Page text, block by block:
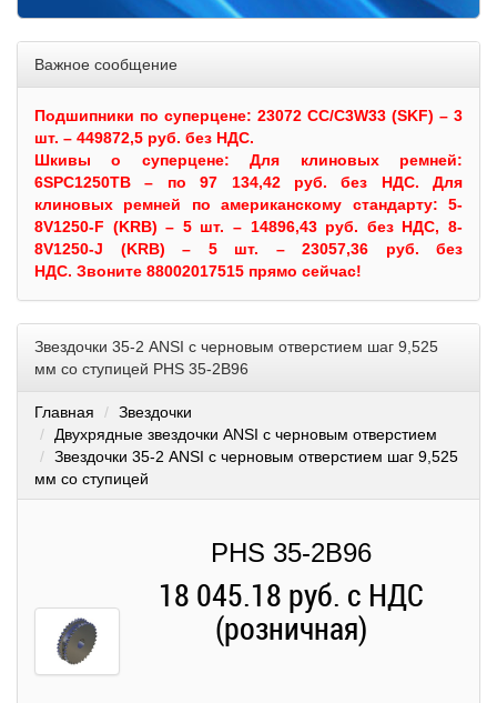
Важное сообщение
Подшипники по суперцене: 23072 CC/C3W33 (SKF) – 3
шт. – 449872,5 руб. без НДС.
Шкивыо суперцене:Для клиновых ремней:
6SPC1250TB – по 97 134,42 руб. без НДС. Для
клиновых ремней по американскому стандарту: 5-
8V1250-F (KRB) – 5 шт. – 14896,43 руб. без НДС, 8-
8V1250-J (KRB) – 5 шт. – 23057,36 руб. без
НДС. Звоните 88002017515 прямо сейчас!
Звездочки 35-2 ANSI с черновым отверстием шаг 9,525
мм со ступицей PHS 35-2B96
Главная
Звездочки
Двухрядные звездочки ANSI с черновым отверстием
Звездочки 35-2 ANSI с черновым отверстием шаг 9,525
мм со ступицей
PHS 35-2B96
18 045.18 руб. с НДС
(розничная)